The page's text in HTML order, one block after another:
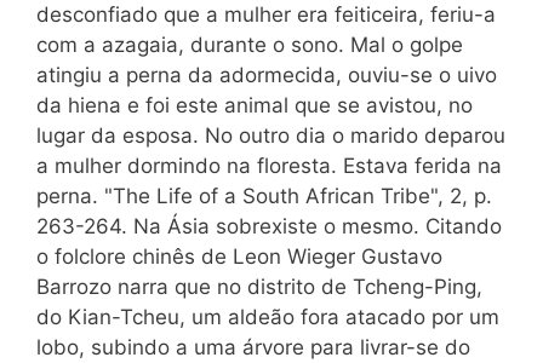
desconfiado que a mulher era feiticeira, feriu-a
com a azagaia, durante o sono. Mal o golpe
atingiu a perna da adormecida, ouviu-se o uivo
da hiena e foi este animal que se avistou, no
lugar da esposa. No outro dia o marido deparou
a mulher dormindo na floresta. Estava ferida na
perna. "The Life of a South African Tribe", 2, p.
263-264. Na Ásia sobrexiste o mesmo. Citando
o folclore chinês de Leon Wieger Gustavo
Barrozo narra que no distrito de Tcheng-Ping,
do Kian-Tcheu, um aldeão fora atacado por um
lobo, subindo a uma árvore para livrar-se do